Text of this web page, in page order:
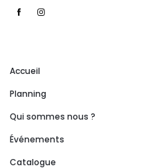
Accueil
Planning
Qui sommes nous ?
Événements
Catalogue